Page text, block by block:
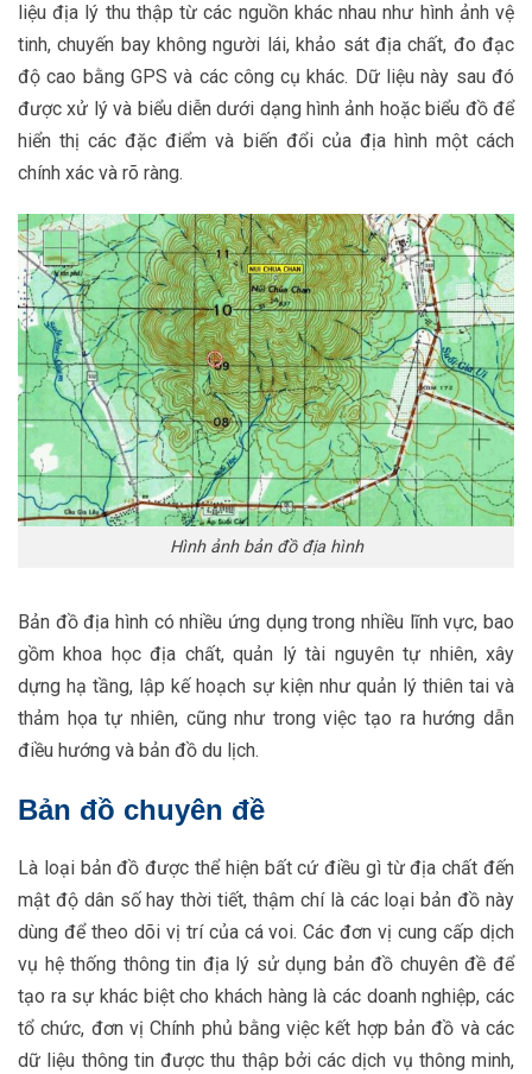
liệu địa lý thu thập từ các nguồn khác nhau như hình ảnh vệ
tinh, chuyến bay không người lái, khảo sát địa chất, đo đạc
độ cao bằng GPS và các công cụ khác. Dữ liệu này sau đó
được xử lý và biểu diễn dưới dạng hình ảnh hoặc biểu đồ để
hiển thị các đặc điểm và biến đổi của địa hình một cách
chính xác và rõ ràng.
Hình ảnh bản đồ địa hình
Bản đồ địa hình có nhiều ứng dụng trong nhiều lĩnh vực, bao
gồm khoa học địa chất, quản lý tài nguyên tự nhiên, xây
dựng hạ tầng, lập kế hoạch sự kiện như quản lý thiên tai và
thảm họa tự nhiên, cũng như trong việc tạo ra hướng dẫn
điều hướng và bản đồ du lịch.
Bản đồ chuyên đề
Là loại bản đồ được thể hiện bất cứ điều gì từ địa chất đến
mật độ dân số hay thời tiết, thậm chí là các loại bản đồ này
dùng để theo dõi vị trí của cá voi. Các đơn vị cung cấp dịch
vụ hệ thống thông tin địa lý sử dụng bản đồ chuyên đề để
tạo ra sự khác biệt cho khách hàng là các doanh nghiệp, các
tổ chức, đơn vị Chính phủ bằng việc kết hợp bản đồ và các
dữ liệu thông tin được thu thập bởi các dịch vụ thông minh,